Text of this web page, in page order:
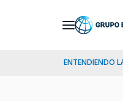
ENTENDIENDO